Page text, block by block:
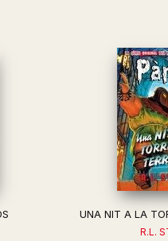
UNA NIT A LA
R.L.